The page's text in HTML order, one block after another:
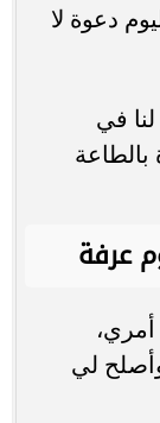
دعوة لا
في
بالطاعة
عرفة
لي